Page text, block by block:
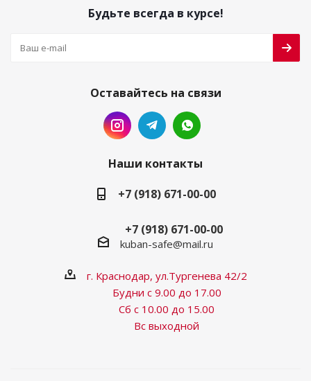
Будьте всегда в курсе!
Оставайтесь на связи
Наши контакты
+7 (918) 671-00-00
+7 (918) 671-00-00
kuban-safe@mail.ru
г. Краснодар, ул.Тургенева 42/2
Будни с 9.00 до 17.00
Сб с 10.00 до 15.00
Вс выходной